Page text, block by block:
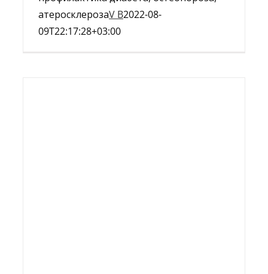
атеросклерозаV B2022-08-
09T22:17:28+03:00